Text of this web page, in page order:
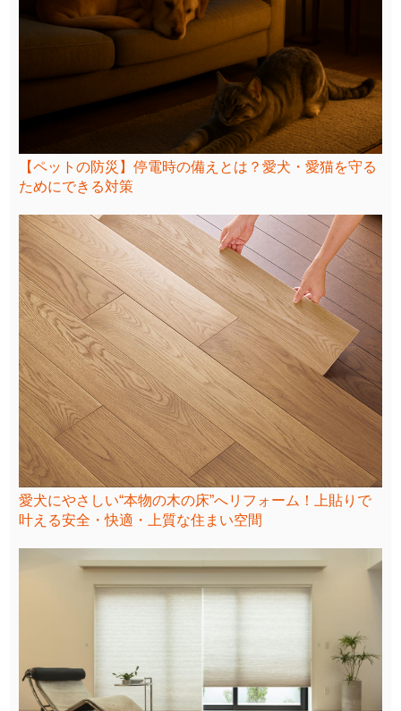
【ペットの防災】停電時の備えとは？愛犬・愛猫を守る
ためにできる対策
愛犬にやさしい“本物の木の床”へリフォーム！上貼りで
叶える安全・快適・上質な住まい空間